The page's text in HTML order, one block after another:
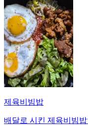
제육비빔밥
배달로 시킨 제육비빔